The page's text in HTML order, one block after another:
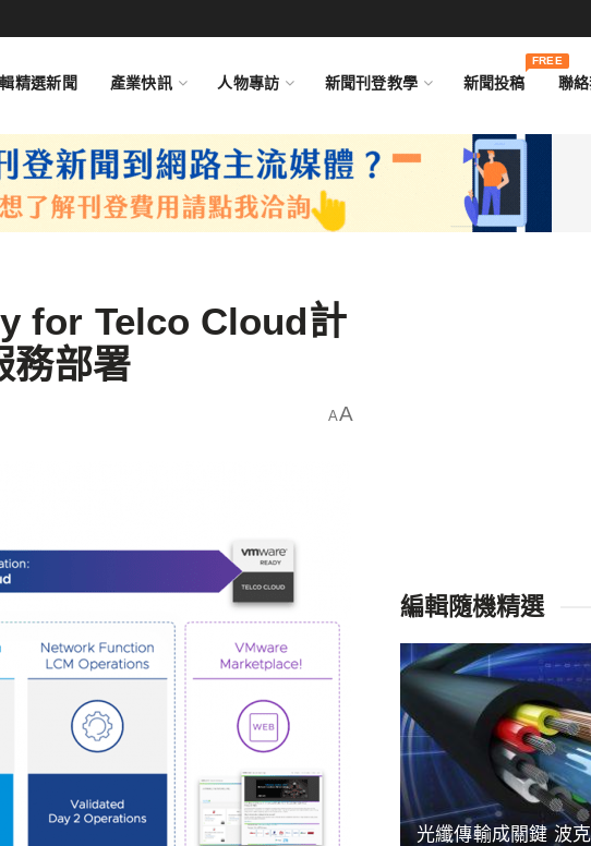
精選新聞 產業快訊 人物專訪 新聞刊登教學 新聞投稿
FREE
聯
for Telco Cloud計
務部署
AA
編輯隨機精選
光纖傳輸成關鍵 波